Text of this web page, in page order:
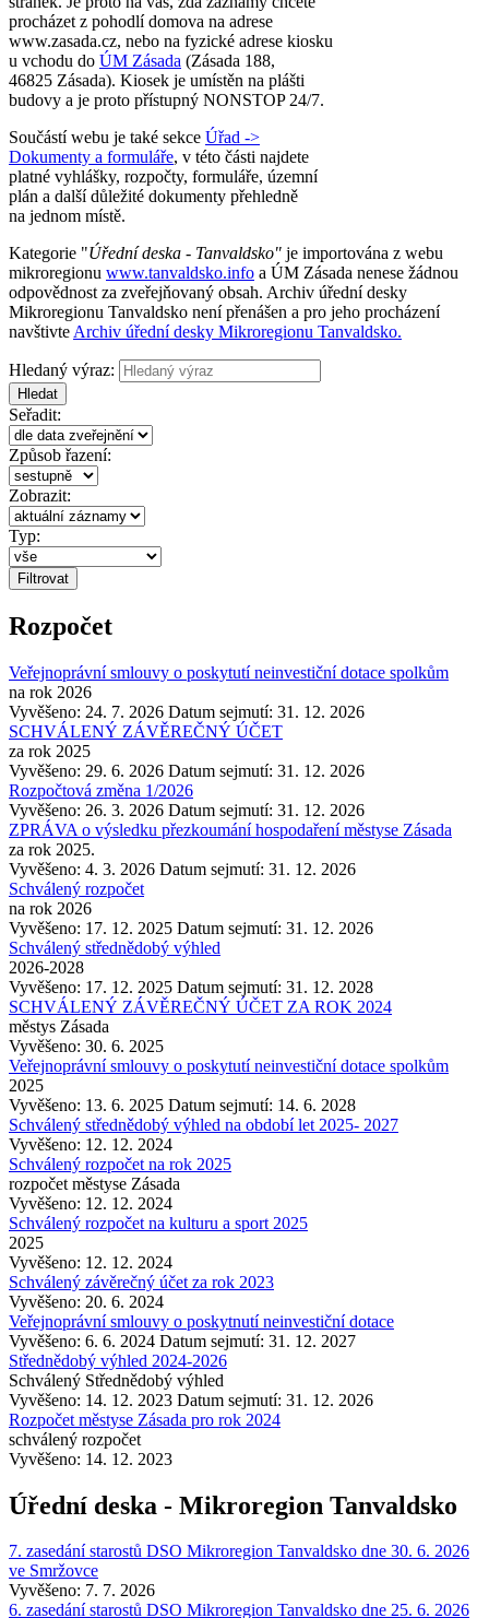
procházet z pohodlí domova na adrese
www.zasada.cz, nebo na fyzické adrese kiosku
u vchodu do ÚM Zásada (Zásada 188,
46825 Zásada). Kiosek je umístěn na plášti
budovy a je proto přístupný NONSTOP 24/7.
Součástí webu je také sekce Úřad ->
Dokumenty a formuláře, v této části najdete
platné vyhlášky, rozpočty, formuláře, územní
plán a další důležité dokumenty přehledně
na jednom místě.
Kategorie "Úřední deska - Tanvaldsko" je importována z webu
mikroregionu www.tanvaldsko.info a ÚM Zásada nenese žádnou
odpovědnost za zveřejňovaný obsah. Archiv úřední desky
Mikroregionu Tanvaldsko není přenášen a pro jeho procházení
navštivte Archiv úřední desky Mikroregionu Tanvaldsko.
Hledaný výraz:
Hledat
Seřadit:
Způsob řazení:
Zobrazit:
Typ:
Rozpočet
Veřejnoprávní smlouvy o poskytutí neinvestiční dotace spolkům
na rok 2026
Vyvěšeno: 24. 7. 2026 Datum sejmutí: 31. 12. 2026
SCHVÁLENÝ ZÁVĚREČNÝ ÚČET
za rok 2025
Vyvěšeno: 29. 6. 2026 Datum sejmutí: 31. 12. 2026
Rozpočtová změna 1/2026
Vyvěšeno: 26. 3. 2026 Datum sejmutí: 31. 12. 2026
ZPRÁVA o výsledku přezkoumání hospodaření městyse Zásada
za rok 2025.
Vyvěšeno: 4. 3. 2026 Datum sejmutí: 31. 12. 2026
Schválený rozpočet
na rok 2026
Vyvěšeno: 17. 12. 2025 Datum sejmutí: 31. 12. 2026
Schválený střednědobý výhled
2026-2028
Vyvěšeno: 17. 12. 2025 Datum sejmutí: 31. 12. 2028
SCHVÁLENÝ ZÁVĚREČNÝ ÚČET ZA ROK 2024
městys Zásada
Vyvěšeno: 30. 6. 2025
Veřejnoprávní smlouvy o poskytutí neinvestiční dotace spolkům
2025
Vyvěšeno: 13. 6. 2025 Datum sejmutí: 14. 6. 2028
Schválený střednědobý výhled na období let 2025- 2027
Vyvěšeno: 12. 12. 2024
Schválený rozpočet na rok 2025
rozpočet městyse Zásada
Vyvěšeno: 12. 12. 2024
Schválený rozpočet na kulturu a sport 2025
2025
Vyvěšeno: 12. 12. 2024
Schválený závěrečný účet za rok 2023
Vyvěšeno: 20. 6. 2024
Veřejnoprávní smlouvy o poskytnutí neinvestiční dotace
Vyvěšeno: 6. 6. 2024 Datum sejmutí: 31. 12. 2027
Střednědobý výhled 2024-2026
Schválený Střednědobý výhled
Vyvěšeno: 14. 12. 2023 Datum sejmutí: 31. 12. 2026
Rozpočet městyse Zásada pro rok 2024
schválený rozpočet
Vyvěšeno: 14. 12. 2023
Úřední deska - Mikroregion Tanvaldsko
7. zasedání starostů DSO Mikroregion Tanvaldsko dne 30. 6. 2026
ve Smržovce
Vyvěšeno: 7. 7. 2026
6. zasedání starostů DSO Mikroregion Tanvaldsko dne 25. 6. 2026